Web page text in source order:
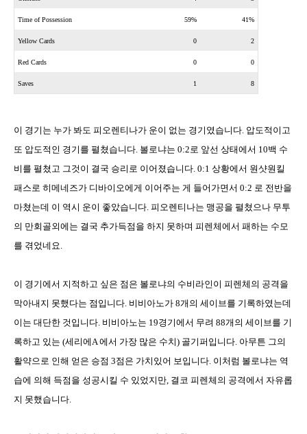
Time of Possession 59% 41%
Yellow Cards 0 2
Red Cards 0 0
Saves 1 8
이 경기는 누가 봐도 피오렌티나가 운이 없는 경기였습니다. 압도적이고
또 압도적인 경기를 펼쳤습니다. 볼로냐는 0:2로 앞선 상태에서 10백 수
비를 펼쳤고 그것이 결국 승리로 이어졌습니다. 0:1 상황에서 원샷원킬
패스로 히메네즈가 디바이오에게 이어주는 게 들어가면서 0:2 로 전반을
마쳤는데 이 역시 운이 좋았습니다. 피오렌티나는 맹공을 펼쳤으나 무투
의 만회골외에는 결국 추가득점을 하지 못하며 피렌체에서 패하는 수모
를 겪었네요.
이 경기에서 지적하고 싶은 점은 볼로냐의 수비라인이 피렌체의 공격을
막아내지 못했다는 점입니다. 비비아노가 8개의 세이브를 기록하였는데
이는 대단한 것입니다. 비비아노는 19경기에서 무려 88개의 세이브를 기
록하고 있는 (세리에A 에서 가장 많은 수치) 골기퍼입니다. 아무튼 그의
활약으로 인해 얻은 승점 3점은 가치있어 보입니다. 이처럼 볼로냐는 역
습에 의해 득점을 성공시킬 수 있었지만, 결코 피렌체의 공격에서 자유롭
지 못했습니다.